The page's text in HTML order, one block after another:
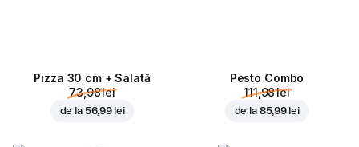
Pizza 30 cm + Salată
73,98 lei
de la 56,99 lei
Pesto Combo
111,98 lei
de la 85,99 lei